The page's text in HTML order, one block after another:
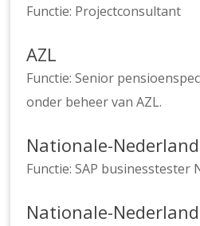
Functie: Projectconsultant
AZL
Functie: Senior
onder beheer van AZL.
Nationale-
Functie: SAP businesstester
Nationale-